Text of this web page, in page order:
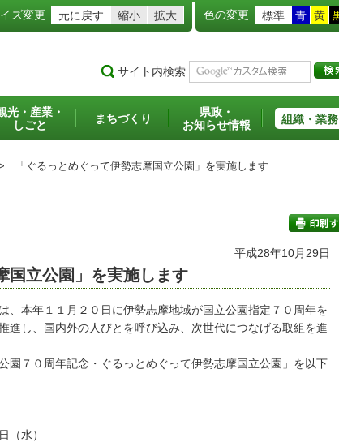
ズ変更 元に戻す 縮小 拡大 色の変更 標準 青 黄
サイト内検索
光・産業・
しごと
まちづくり
県政・
お知らせ情報
組織・業務
「ぐるっとめぐって伊勢志摩国立公園」を実施します
印刷する
平成28年10月29日
国立公園」を実施します
本年１１月２０日に伊勢志摩地域が国立公園指定７０周年を
進し、国内外の人びとを呼び込み、次世代につなげる取組を進
７０周年記念・ぐるっとめぐって伊勢志摩国立公園」を以下
水）